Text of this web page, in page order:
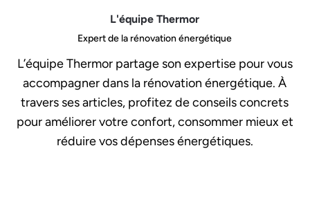
L'équipe Thermor
Expert de la rénovation énergétique
L’équipe Thermor partage son expertise pour vous
accompagner dans la rénovation énergétique. À
travers ses articles, profitez de conseils concrets
pour améliorer votre confort, consommer mieux et
réduire vos dépenses énergétiques.